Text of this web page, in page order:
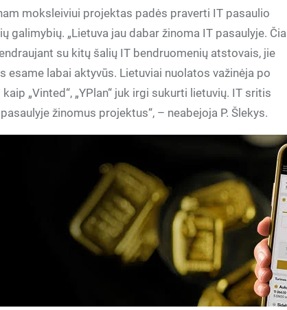
moksleiviui projektas padės praverti IT pasaulio
galimybių. „Lietuva jau dabar žinoma IT pasaulyje. Čia
su kitų šalių IT bendruomenių atstovais, jie
esame labai aktyvūs. Lietuviai nuolatos važinėja po
„Vinted“, „YPlan“ juk irgi sukurti lietuvių. IT sritis
žinomus projektus“, – neabejoja P. Šlekys.